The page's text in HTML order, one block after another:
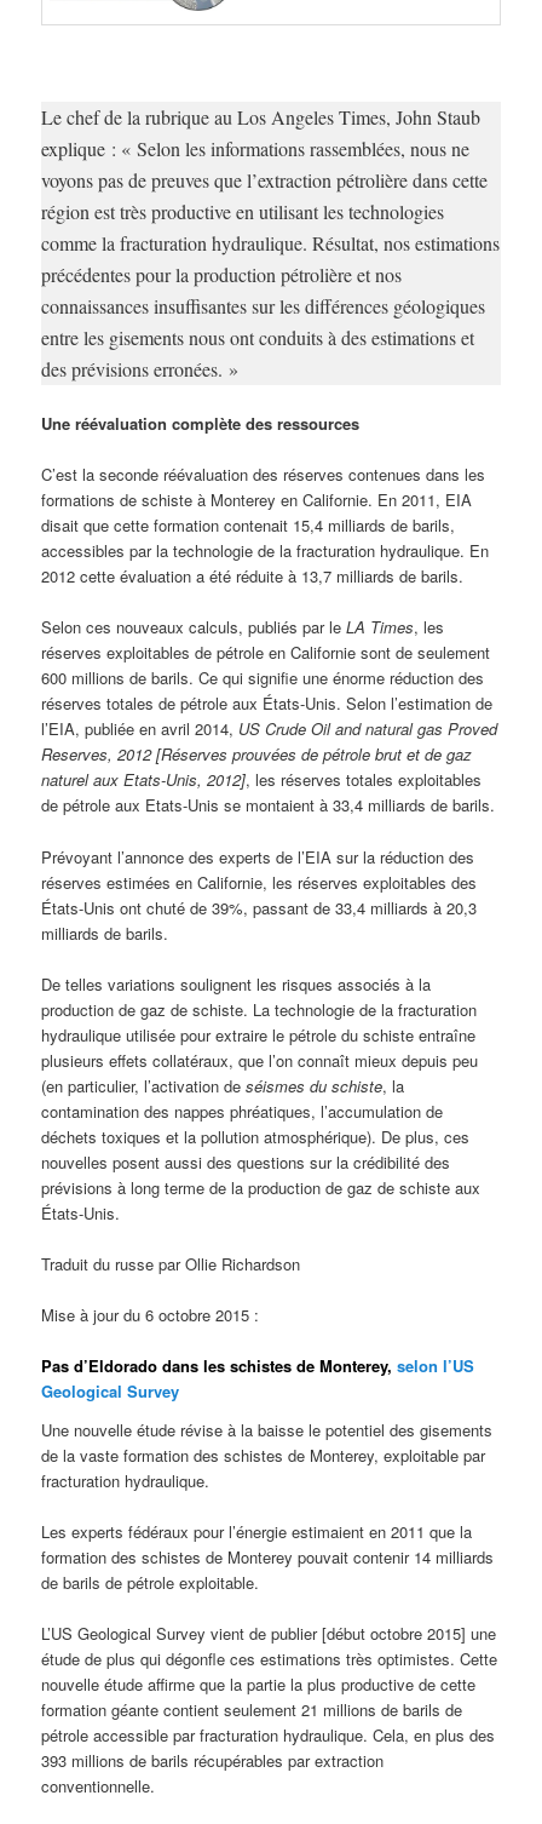
Le chef de la rubrique au Los Angeles Times, John Staub
explique : « Selon les informations rassemblées, nous ne
voyons pas de preuves que l’extraction pétrolière dans cette
région est très productive en utilisant les technologies
comme la fracturation hydraulique. Résultat, nos estimations
précédentes pour la production pétrolière et nos
connaissances insuffisantes sur les différences géologiques
entre les gisements nous ont conduits à des estimations et
des prévisions erronées. »
Une réévaluation complète des ressources
C’est la seconde réévaluation des réserves contenues dans les
formations de schiste à Monterey en Californie. En 2011, EIA
disait que cette formation contenait 15,4 milliards de barils,
accessibles par la technologie de la fracturation hydraulique. En
2012 cette évaluation a été réduite à 13,7 milliards de barils.
Selon ces nouveaux calculs, publiés par leLA Times, les
réserves exploitables de pétrole en Californie sont de seulement
600 millions de barils. Ce qui signifie une énorme réduction des
réserves totales de pétrole aux États-Unis. Selon l’estimation de
l’EIA, publiée en avril 2014, US Crude Oil and natural gas Proved
Reserves, 2012 [Réserves prouvées de pétrole brut et de gaz
naturel aux Etats-Unis, 2012], les réserves totales exploitables
de pétrole aux Etats-Unis se montaient à 33,4 milliards de barils.
Prévoyant l’annonce des experts de l’EIA sur la réduction des
réserves estimées en Californie, les réserves exploitables des
États-Unis ont chuté de 39%, passant de 33,4 milliards à 20,3
milliards de barils.
De telles variations soulignent les risques associés à la
production de gaz de schiste. La technologie de la fracturation
hydraulique utilisée pour extraire le pétrole du schiste entraîne
plusieurs effets collatéraux, que l’on connaît mieux depuis peu
(en particulier, l’activation deséismes du schiste, la
contamination des nappes phréatiques, l’accumulation de
déchets toxiques et la pollution atmosphérique). De plus, ces
nouvelles posent aussi des questions sur la crédibilité des
prévisions à long terme de la production de gaz de schiste aux
États-Unis.
Traduit du russe par Ollie Richardson
Mise à jour du 6 octobre 2015 :
Pas d’Eldorado dans les schistes de Monterey,selon l’US
Geological Survey
Une nouvelle étude révise à la baisse le potentiel des gisements
de la vaste formation des schistes de Monterey, exploitable par
fracturation hydraulique.
Les experts fédéraux pour l’énergie estimaient en 2011 que la
formation des schistes de Monterey pouvait contenir 14 milliards
de barils de pétrole exploitable.
L’US Geological Survey vient de publier [début octobre 2015] une
étude de plus qui dégonfle ces estimations très optimistes. Cette
nouvelle étude affirme que la partie la plus productive de cette
formation géante contient seulement 21 millions de barils de
pétrole accessible par fracturation hydraulique. Cela, en plus des
393 millions de barils récupérables par extraction
conventionnelle.